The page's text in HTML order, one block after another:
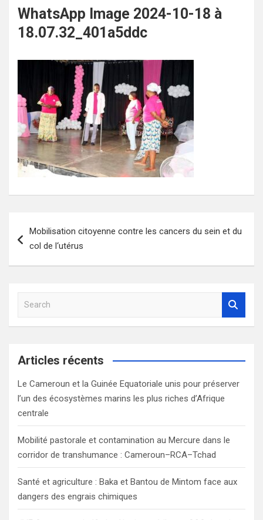
WhatsApp Image 2024-10-18 à
18.07.32_401a5ddc
de
Mobilisation citoyenne contre les cancers du sein et du
col de l‘utérus
a
c
Articles récents
Le Cameroun et la Guinée Equatoriale unis pour préserver
l’un des écosystèmes marins les plus riches d’Afrique
centrale
Mobilité pastorale et contamination au Mercure dans le
corridor de transhumance : Cameroun–RCA–Tchad
Santé et agriculture : Baka et Bantou de Mintom face aux
dangers des engrais chimiques